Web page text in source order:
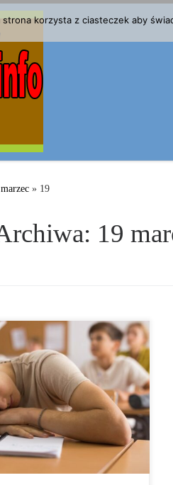
marzec » 19
19
konopi indyjskich wiąże się z
To wynik ankiety
studentów we Francji. Czy
strona korzysta z ciasteczek aby